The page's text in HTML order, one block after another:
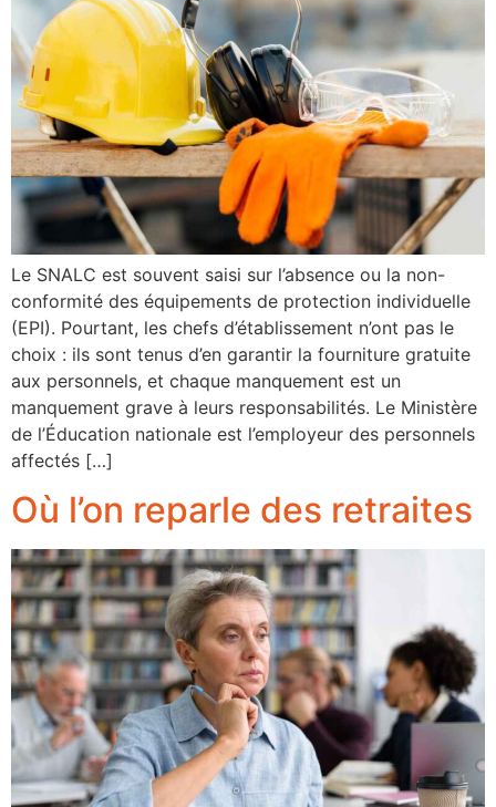
Le SNALC est souvent saisi sur l’absence ou la non-
conformité des équipements de protection individuelle
(EPI). Pourtant, les chefs d’établissement n’ont pas le
choix : ils sont tenus d’en garantir la fourniture gratuite
aux personnels, et chaque manquement est un
manquement grave à leurs responsabilités. Le Ministère
de l’Éducation nationale est l’employeur des personnels
affectés […]
Où l’on reparle des retraites